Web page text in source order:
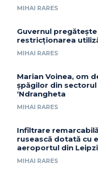
MIHAI RARES
Guvernul
restricționarea
MIHAI RARES
Marian Voinea, om
șpăgilor din
‘Ndrangheta
MIHAI RARES
Infiltrare
rusească dotată cu
aeroportul din
MIHAI RARES